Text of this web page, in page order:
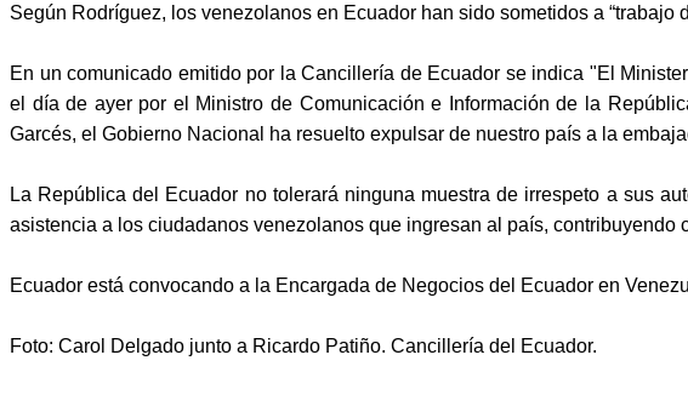
Según Rodríguez, los venezolanos en Ecuador han sido sometidos a
En un comunicado emitido por la Cancillería de Ecuador se indica "El
el día de ayer por el Ministro de Comunicación e Información de la
Garcés, el Gobierno Nacional ha resuelto expulsar de nuestro país a la
La República del Ecuador no tolerará ninguna muestra de irrespeto a sus
asistencia a los ciudadanos venezolanos que ingresan al país,
Ecuador está convocando a la Encargada de Negocios del Ecuador en
Foto: Carol Delgado junto a Ricardo Patiño. Cancillería del Ecuador.